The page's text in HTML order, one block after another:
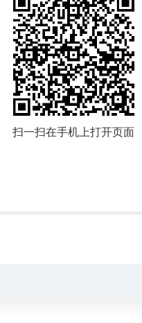
扫一扫在手机上打开页面